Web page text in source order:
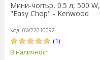
Мини-чопър, 0.5 л, 500 W,
"Easy Chop" - Kenwood
Код: 0W22010092
(1)
В наличност